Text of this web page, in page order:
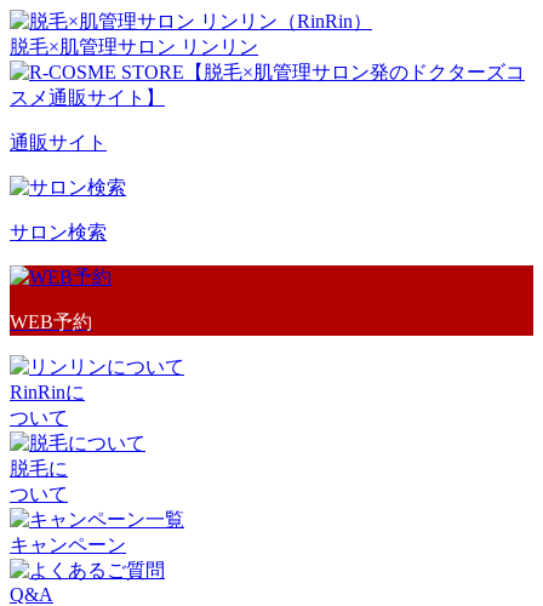
脱毛×肌管理サロン リンリン
通販サイト
サロン検索
WEB予約
RinRinに
ついて
脱毛に
ついて
キャンペーン
Q&A